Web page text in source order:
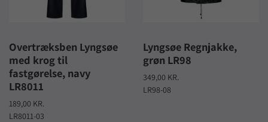
Overtræksben Lyngsøe
med krog til
fastgørelse, navy
LR8011
189,00 KR.
LR8011-03
Lyngsøe Regnjakke,
grøn LR98
349,00 KR.
LR98-08